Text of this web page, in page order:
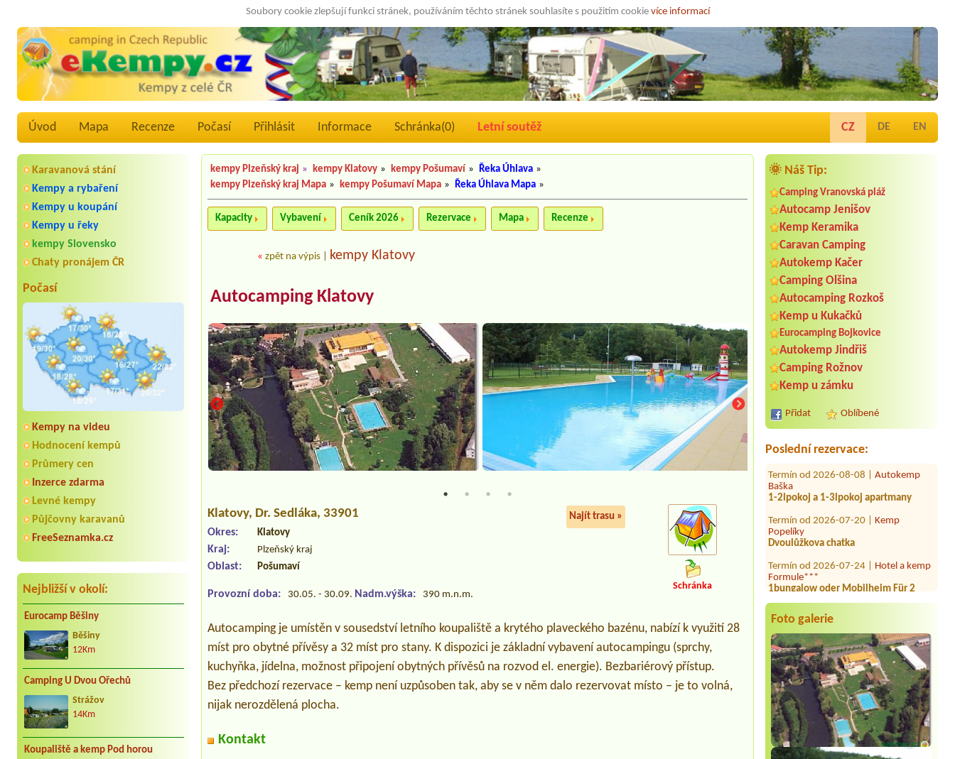
Soubory cookie zlepšují funkci stránek, používáním těchto stránek souhlasíte s použitím cookie více informací
Úvod Mapa Recenze Počasí Přihlásit Informace Schránka(0) Letní soutěž CZ DE EN
Karavanová stání
Kempy a rybaření
Kempy u koupání
Kempy u řeky
kempy Slovensko
Chaty pronájem ČR
Počasí
Kempy na videu
Hodnocení kempů
Průmery cen
Inzerce zdarma
Levné kempy
Půjčovny karavanů
FreeSeznamka.cz
Nejbližší v okolí:
Eurocamp Běšiny
Běšiny
12Km
Camping U Dvou Ořechů
Strážov
14Km
Koupaliště a kemp Pod horou
🌞 Náš Tip:
Camping Vranovská pláž
Autocamp Jenišov
Kemp Keramika
Caravan Camping
Autokemp Kačer
Camping Olšina
Autocamping Rozkoš
Kemp u Kukačků
Eurocamping Bojkovice
Autokemp Jindřiš
Camping Rožnov
Kemp u zámku
Přidat Oblíbené
Poslední rezervace:
Termín od 2026-08-10 |
Olšina - Lipno
4L chatka
Termín od 2026-07-31 |Kemp Na
Břečkárně
Baška
1-2lpokoj a 1-3lpokoj apartmany
Termín od 2026-07-20 |Kemp
Popelíky
Dvoulůžkova chatka
Termín od 2026-07-24 |
Formule***
1bungalow oder Mobilheim Für 2
Personen
Termín od 2026-08-12 |Kemp
Zahrada
Termín od 2026-07-30 |Kemp Olšovec
1x místo pro dodávku s přípojkou na
elektřinu
Termín od 2026-07-31 |Kemp a
koupaliště Klášter
1 malý stan, 2dospělé + 2 děti, auto
Termín od 2026-08-08 |Chaty u lesa
Karlovy Dvory
4 osoby a pes
Foto galerie
kempy Plzeňský kraj » kempy Klatovy » kempy Pošumaví » Řeka Úhlava »
kempy Plzeňský kraj Mapa » kempy Pošumaví Mapa » Řeka Úhlava Mapa »
Kapacity Vybavení Ceník 2026 Rezervace Mapa Recenze
«zpět na výpis kempy Klatovy
Autocamping Klatovy
Klatovy, Dr. Sedláka, 33901 Najít trasu »
Okres: Klatovy
Kraj: Plzeňský kraj
Oblast: Pošumaví
Provozní doba: 30.05. - 30.09. Nadm.výška: 390 m.n.m.
Schránka
Autocamping je umístěn v sousedství letního koupaliště a krytého plaveckého bazénu, nabízí k využití 28
míst pro obytné přívěsy a 32 míst pro stany. K dispozici je základní vybavení autocampingu (sprchy,
kuchyňka, jídelna, možnost připojení obytných přívěsů na rozvod el. energie). Bezbariérový přístup.
Bez předchozí rezervace – kemp není uzpůsoben tak, aby se v něm dalo rezervovat místo – je to volná,
nijak nerozdělená plocha.
Kontakt